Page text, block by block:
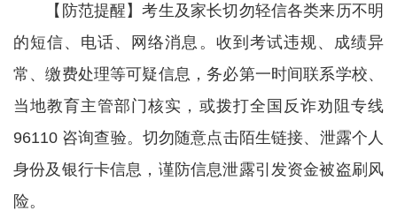
【防范提醒】考生及家长切勿轻信各类来历不明
的短信、电话、网络消息。收到考试违规、成绩异
常、缴费处理等可疑信息，务必第一时间联系学校、
当地教育主管部门核实，或拨打全国反诈劝阻专线
96110 咨询查验。切勿随意点击陌生链接、泄露个人
身份及银行卡信息，谨防信息泄露引发资金被盗刷风
险。